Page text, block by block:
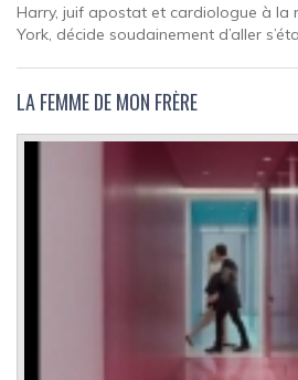
Harry, juif apostat et cardiologue à la
York, décide soudainement d’aller
LA FEMME DE MON FRÈRE